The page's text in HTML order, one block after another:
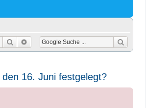
Suche Erweiterte Suche
16. Juni festgelegt?